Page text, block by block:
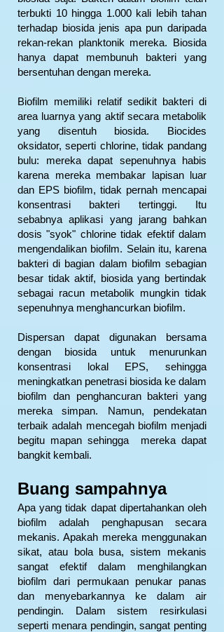
terbukti 10 hingga 1.000 kali lebih tahan
terhadap biosida jenis apa pun daripada
rekan-rekan planktonik mereka. Biosida
hanya dapat membunuh bakteri yang
bersentuhan dengan mereka.
Biofilm memiliki relatif sedikit bakteri di
area luarnya yang aktif secara metabolik
yang disentuh biosida. Biocides
oksidator, seperti chlorine, tidak pandang
bulu: mereka dapat sepenuhnya habis
karena mereka membakar lapisan luar
dan EPS biofilm, tidak pernah mencapai
konsentrasi bakteri tertinggi. Itu
sebabnya aplikasi yang jarang bahkan
dosis "syok" chlorine tidak efektif dalam
mengendalikan biofilm. Selain itu, karena
bakteri di bagian dalam biofilm sebagian
besar tidak aktif, biosida yang bertindak
sebagai racun metabolik mungkin tidak
sepenuhnya menghancurkan biofilm.
Dispersan dapat digunakan bersama
dengan biosida untuk menurunkan
konsentrasi lokal EPS, sehingga
meningkatkan penetrasi biosida ke dalam
biofilm dan penghancuran bakteri yang
mereka simpan. Namun, pendekatan
terbaik adalah mencegah biofilm menjadi
begitu mapan sehingga mereka dapat
bangkit kembali.
Buang sampahnya
Apa yang tidak dapat dipertahankan oleh
biofilm adalah penghapusan secara
mekanis. Apakah mereka menggunakan
sikat, atau bola busa, sistem mekanis
sangat efektif dalam menghilangkan
biofilm dari permukaan penukar panas
dan menyebarkannya ke dalam air
pendingin. Dalam sistem resirkulasi
seperti menara pendingin, sangat penting